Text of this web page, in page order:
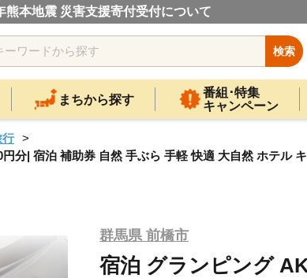
熊本地震 災害支援寄付受付について
検索
まちから探す
番組･特集
キャンペーン
行
| 宿泊 補助券 自然 手ぶら 手軽 快適 大自然 ホテル
群馬県 前橋市
宿泊 グランピング